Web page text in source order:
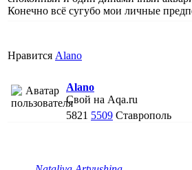
Конечно всё сугубо мои личные
Нравится Alano
Alano
Свой на Aqa.ru
5821 5509 Ставрополь